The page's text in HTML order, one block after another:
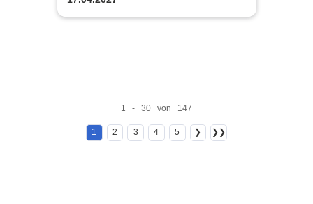
1 - 30 von 147
1 2 3 4 5 ❯ ❯❯